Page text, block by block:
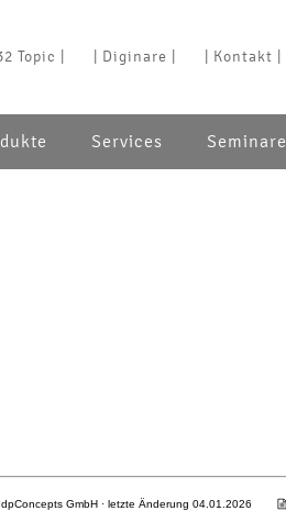
Topic | | Diginare | | Kontakt |
Services Seminare
GmbH · letzte Änderung 04.01.2026